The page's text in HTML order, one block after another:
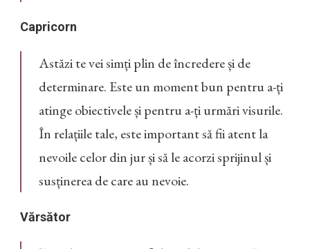
Capricorn
Astăzi te vei simți plin de încredere și de
determinare. Este un moment bun pentru a-ți
atinge obiectivele și pentru a-ți urmări visurile.
În relațiile tale, este important să fii atent la
nevoile celor din jur și să le acorzi sprijinul și
susținerea de care au nevoie.
Vărsător